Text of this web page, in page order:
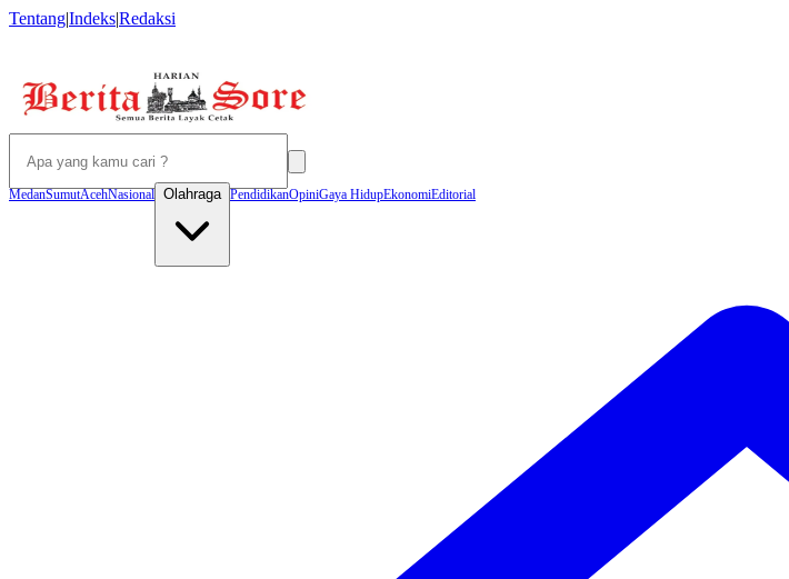
Tentang|Indeks|Redaksi
MedanSumutAcehNasional Olahraga PendidikanOpiniGaya HidupEkonomiEditorial